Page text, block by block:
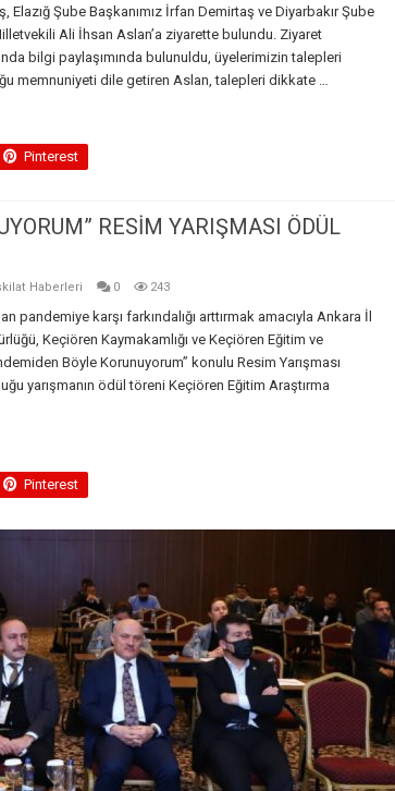
Şube Başkanımız İrfan Demirtaş ve Diyarbakır Şube
Ali İhsan Aslan’a ziyarette bulundu. Ziyaret
bilgi paylaşımında bulunuldu, üyelerimizin talepleri
memnuniyeti dile getiren Aslan, talepleri dikkate …
Pinterest
RESİM YARIŞMASI ÖDÜL
Haberleri 0 243
pandemiye karşı farkındalığı arttırmak amacıyla Ankara İl
Keçiören Kaymakamlığı ve Keçiören Eğitim ve
Böyle Korunuyorum” konulu Resim Yarışması
yarışmanın ödül töreni Keçiören Eğitim Araştırma
Pinterest